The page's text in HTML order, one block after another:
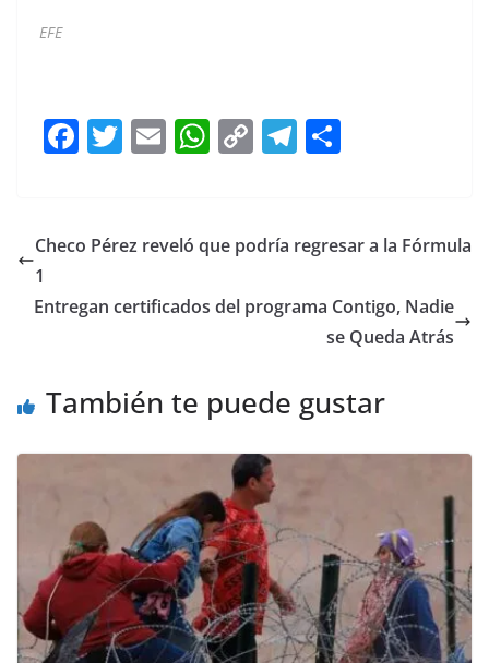
EFE
F
a
e
o
T
w
er
E
m
l
W
h
s
p
C
o
y
n
T
el
gr
m
e
Checo Pérez reveló que podría regresar a la Fórmula
1
Entregan certificados del programa Contigo, Nadie
se Queda Atrás
También te puede gustar